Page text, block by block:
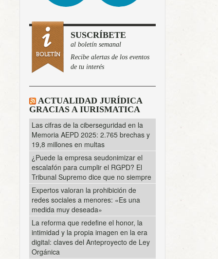
SUSCRÍBETE
al boletín semanal
Recibe alertas de los eventos
de tu interés
ACTUALIDAD JURÍDICA
GRACIAS A IURISMATICA
Las cifras de la ciberseguridad en la
Memoria AEPD 2025: 2.765 brechas y
19,8 millones en multas
¿Puede la empresa seudonimizar el
escalafón para cumplir el RGPD? El
Tribunal Supremo dice que no siempre
Expertos valoran la prohibición de
redes sociales a menores: «Es una
medida muy deseada»
La reforma que redefine el honor, la
intimidad y la propia imagen en la era
digital: claves del Anteproyecto de Ley
Orgánica